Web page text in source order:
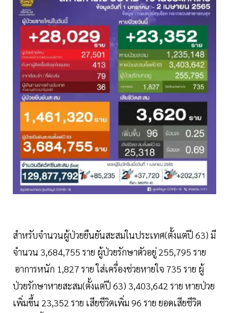
สำหรับจำนวนผู้ป่วยยืนยันสะสมในประเทศ(ตั้งแต่ปี 63) มี
จำนวน 3,684,755 ราย ผู้ป่วยรักษาตัวอยู่ 255,795 ราย
อาการหนัก 1,827 ราย ใส่เครื่องช่วยหายใจ 735 ราย ผู้
ป่วยรักษาหายสะสม(ตั้งแต่ปี 63) 3,403,642 ราย หายป่วย
เพิ่มขึ้น 23,352 ราย เสียชีวิตเพิ่ม 96 ราย ยอดเสียชีวิต